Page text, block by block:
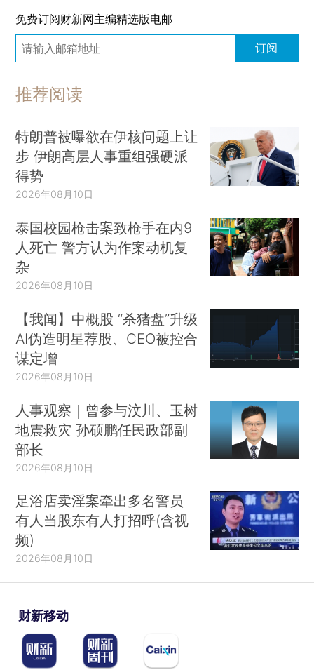
免费订阅财新网主编精选版电邮
订阅
推荐阅读
特朗普被曝欲在伊核问题上让
步 伊朗高层人事重组强硬派
得势
2026年08月10日
泰国校园枪击案致枪手在内9
人死亡 警方认为作案动机复
杂
2026年08月10日
【我闻】中概股 “杀猪盘”升级
AI伪造明星荐股、CEO被控合
谋定增
2026年08月10日
人事观察｜曾参与汶川、玉树
地震救灾 孙硕鹏任民政部副
部长
2026年08月10日
足浴店卖淫案牵出多名警员
有人当股东有人打招呼(含视
频)
2026年08月10日
财新移动